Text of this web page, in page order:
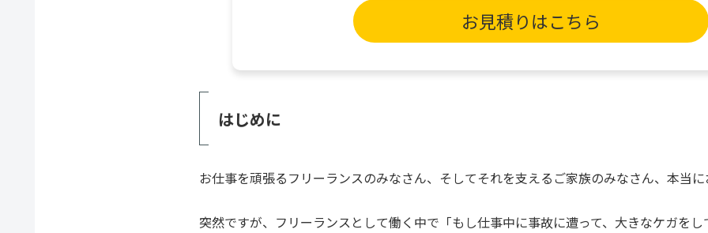
お見積りはこちら
はじめに
お仕事を頑張るフリーランスのみなさん、そしてそれを支えるご家族のみなさん、本当
突然ですが、フリーランスとして働く中で「もし仕事中に事故に遭って、大きなケガを